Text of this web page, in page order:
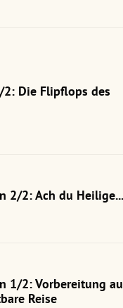
Die Flipflops des
2/2: Ach du Heilige...
1/2: Vorbereitung
Reise